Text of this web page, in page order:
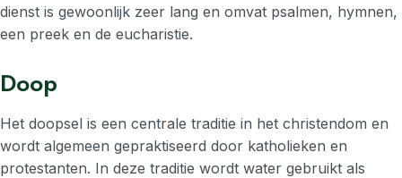
dienst is gewoonlijk zeer lang en omvat psalmen, hymnen,
een preek en de eucharistie.
Doop
Het doopsel is een centrale traditie in het christendom en
wordt algemeen gepraktiseerd door katholieken en
protestanten. In deze traditie wordt water gebruikt als